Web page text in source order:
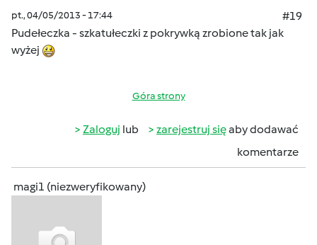
pt., 04/05/2013 - 17:44
#19
Pudełeczka - szkatułeczki z pokrywką zrobione tak jak
wyżej
Góra strony
Zaloguj lub zarejestruj sięaby dodawać
komentarze
magi1 (niezweryfikowany)